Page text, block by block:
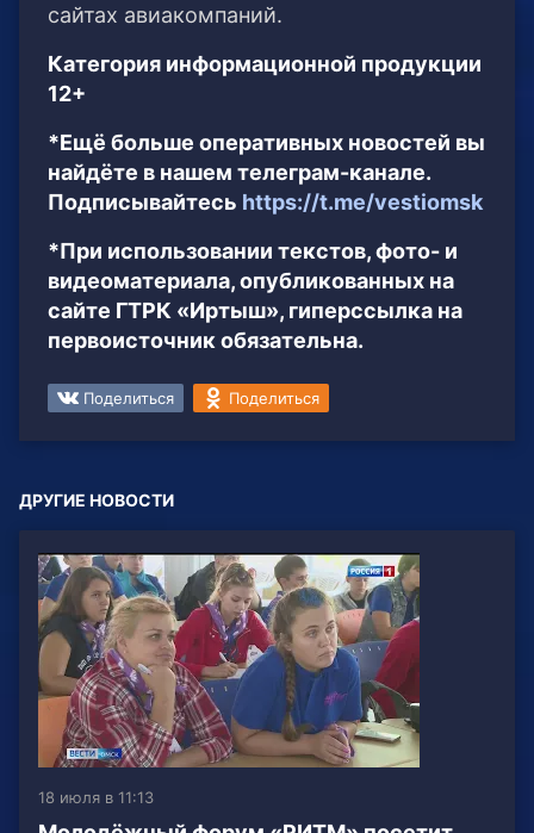
сайтах авиакомпаний.
Категория информационной продукции
12+
*Ещё больше оперативных новостей вы
найдёте в нашем телеграм-канале.
Подписывайтесь https://t.me/vestiomsk
*При использовании текстов, фото- и
видеоматериала, опубликованных на
сайте ГТРК «Иртыш», гиперссылка на
первоисточник обязательна.
Поделиться Поделиться
ДРУГИЕ НОВОСТИ
18 июля в 11:13